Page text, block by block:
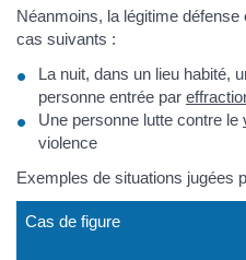
Néanmoins, la légitime
cas suivants :
La nuit, dans un lieu habité,
personne entrée par
Une personne lutte contre le
violence
Exemples de situations jugées
Cas de figure